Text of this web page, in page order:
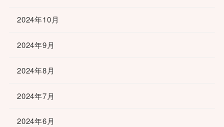
2024年10月
2024年9月
2024年8月
2024年7月
2024年6月